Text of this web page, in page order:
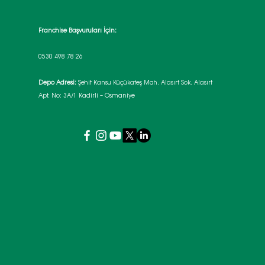
Franchise Başvuruları İçin:
0530 498 78 26
Depo Adresi:Şehit Kansu Küçükateş Mah. Alasırt Sok. Alasırt
Apt. No: 3A/1 Kadirli – Osmaniye